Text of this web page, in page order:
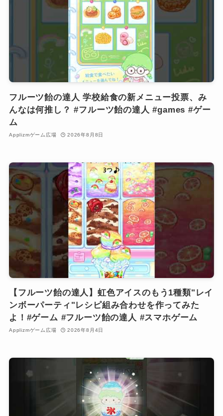
フルーツ飴の達人 学校給食の新メニュー投票、み
んなは何推し？ #フルーツ飴の達人 #games #ゲー
ム
Applizmゲーム広場 2026年8月8日
【フルーツ飴の達人】虹色アイスのもう1種類"レイ
ンボーパーティ"レシピ組み合わせを作ってみた
よ！#ゲーム #フルーツ飴の達人 #スマホゲーム
Applizmゲーム広場 2026年8月4日